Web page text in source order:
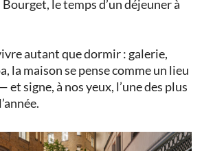
le temps d’un déjeuner à
autant que dormir : galerie,
la maison se pense comme un lieu
signe, à nos yeux, l’une des plus